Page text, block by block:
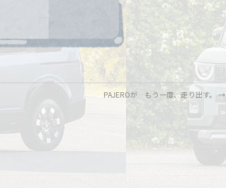
PAJEROが もう一度、走り出す。 →